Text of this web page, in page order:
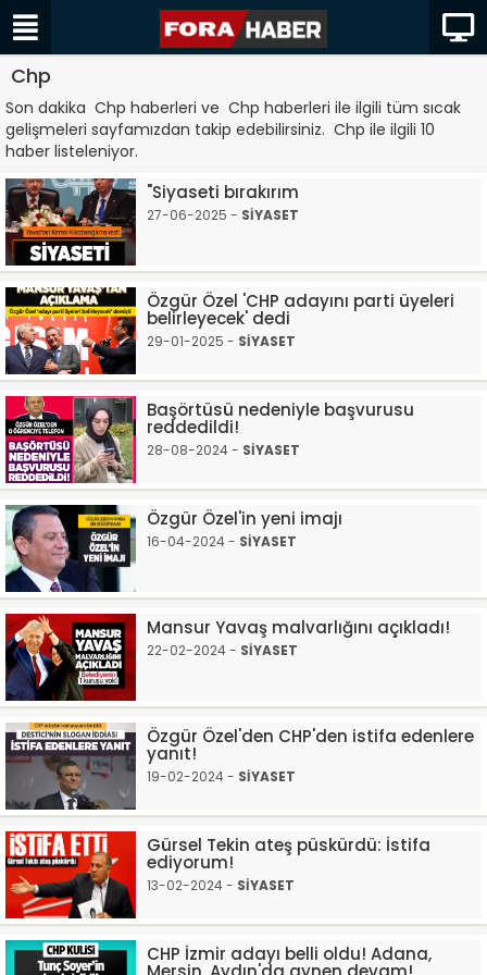
Chp
Son dakika Chp haberleri ve Chp haberleri ile ilgili tüm sıcak
gelişmeleri sayfamızdan takip edebilirsiniz. Chp ile ilgili 10
haber listeleniyor.
"Siyaseti bırakırım
27-06-2025 - SİYASET
Özgür Özel 'CHP adayını parti üyeleri
belirleyecek' dedi
29-01-2025 - SİYASET
Başörtüsü nedeniyle başvurusu
reddedildi!
28-08-2024 - SİYASET
Özgür Özel'in yeni imajı
16-04-2024 - SİYASET
Mansur Yavaş malvarlığını açıkladı!
22-02-2024 - SİYASET
Özgür Özel'den CHP'den istifa edenlere
yanıt!
19-02-2024 - SİYASET
Gürsel Tekin ateş püskürdü: İstifa
ediyorum!
13-02-2024 - SİYASET
CHP İzmir adayı belli oldu! Adana,